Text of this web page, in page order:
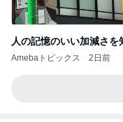
人の記憶のいい加減さを
Amebaトピックス 2日前